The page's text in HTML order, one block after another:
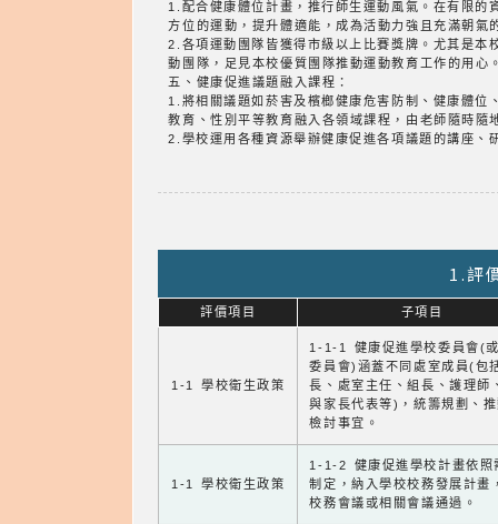
1.配合健康體位計畫，推行師生運動風氣。在有限
方位的運動，提升體適能，成為活動力強且充滿朝氣
2.各項運動團隊皆獲得市級以上比賽獎牌。尤其是本
動團隊，足見本校優質團隊推動運動教育工作的用心
五、健康促進議題融入課程：
1.將相關議題如菸害及檳榔健康危害防制、健康體位
教育、性別平等教育融入各領域課程，由老師隨時隨
2.學校運用各種資源舉辦健康促進各項議題的講座、
1.評
評價項目 子項目
1-1 學校衛生政策
1-1-1 健康促進學校委員會(
委員會)涵蓋不同處室成員(包
長、處室主任、組長、護理師
與家長代表等)，統籌規劃、
檢討事宜。
1-1 學校衛生政策
1-1-2 健康促進學校計畫依照
制定，納入學校校務發展計畫
校務會議或相關會議通過。